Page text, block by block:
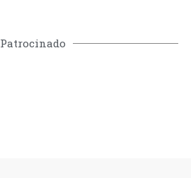
Patrocinado